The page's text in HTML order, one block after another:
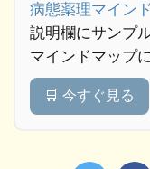
病態薬理マイン
説明欄にサンプ
マインドマップ
🛒 今すぐ見る